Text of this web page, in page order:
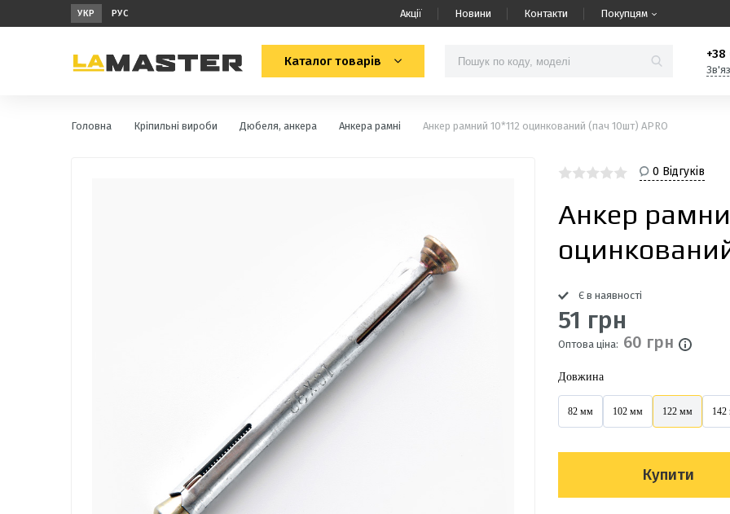
УКР РУС Акції Новини Контакти Покупцям
Каталог товарів
+38
Головна Кріпильні вироби Дюбеля, анкера Анкера рамні Анкер рамний 10*112 оцинкований (пач 10шт) APRO
0 Відгуків
Анкер
Є в наявності
51 грн
Оптова ціна: 60 грн
Довжина
82 мм 102 мм 122 мм
Купити